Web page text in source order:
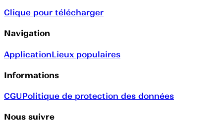
Clique pour télécharger
Navigation
ApplicationLieux populaires
Informations
CGUPolitique de protection des données
Nous suivre